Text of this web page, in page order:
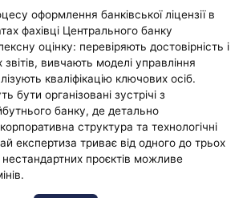
оформлення банківської ліцензії в
фахівці Центрального банку
оцінку: перевіряють достовірність і
вивчають моделі управління
кваліфікацію ключових осіб.
бути організовані зустрічі з
банку, де детально
структура та технологічні
експертиза триває від одного до трьох
нестандартних проєктів можливе